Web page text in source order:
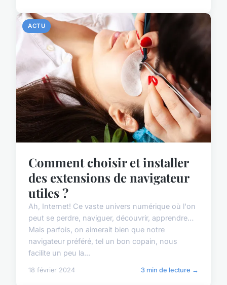
ACTU
Comment choisir et installer
des extensions de navigateur
utiles ?
Ah, Internet! Ce vaste univers numérique où l'on
peut se perdre, naviguer, découvrir, apprendre…
Mais parfois, on aimerait bien que notre
navigateur préféré, tel un bon copain, nous
facilite un peu la...
18 février 2024 3 min de lecture →